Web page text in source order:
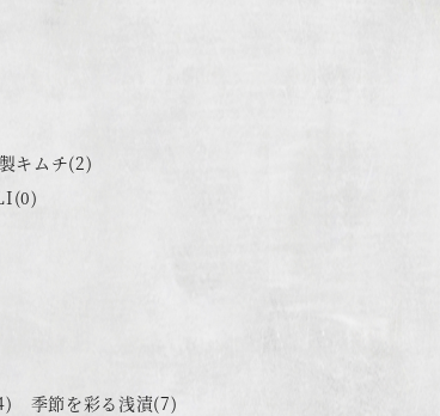
キムチ(2)
(0)
季節を彩る浅漬(7)